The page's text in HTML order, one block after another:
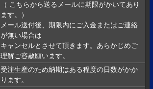
（ こちらから送るメールに期限がかいてあり
ます。）
メール送付後、期限内にご入金またはご連絡
が無い場合は
キャンセルとさせて頂きます。あらかじめご
理解ご容赦願います。
受注生産のため納期はある程度の日数がかか
ります。